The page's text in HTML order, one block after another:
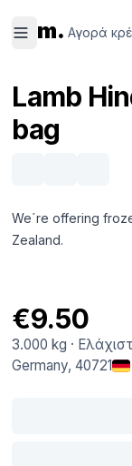
m. Αγορά
Lamb
bag
We´re offering
Zealand.
€9.50
3.000 kg ·
Germany, 40721